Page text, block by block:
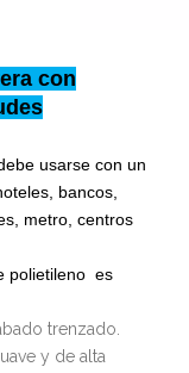
con
usarse con un
bancos,
metro, centros
polietileno es
trenzado.
y de alta